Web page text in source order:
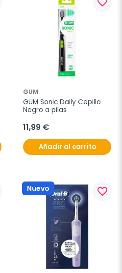
GUM
GUM Sonic Daily Cepillo
Negro a pilas
11,99 €
Añadir al carrito
Nuevo favorite_border